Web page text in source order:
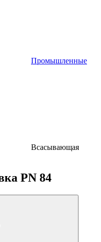
Промышленные
Всасывающая
PN 84